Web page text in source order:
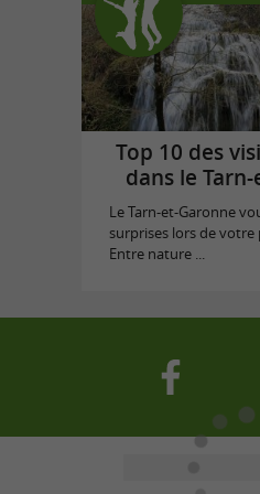
Top 10 des
dans le
Le Tarn-et-Garonne
surprises lors de
Entre nature ...